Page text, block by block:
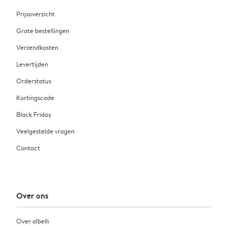
Prijsoverzicht
Grote bestellingen
Verzendkosten
Levertijden
Orderstatus
Kortingscode
Black Friday
Veelgestelde vragen
Contact
Over ons
Over albelli